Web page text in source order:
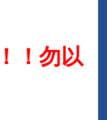
！勿以